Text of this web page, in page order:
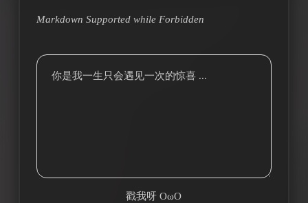
Markdown Supported while Forbidden
你是我一生只会遇见一次的惊喜 ...
戳我呀 OωO